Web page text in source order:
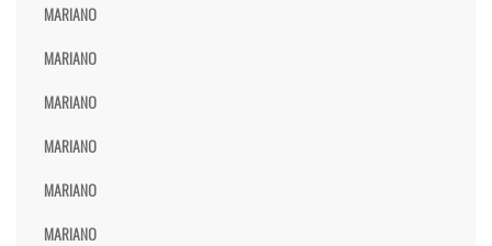
MARIANO
MARIANO
MARIANO
MARIANO
MARIANO
MARIANO